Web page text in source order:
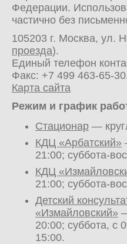
Федерации.
частично без
105203 г. Москва, ул.
проезда).
Единый телефон
Факс: +7 499 463-65-
Карта сайта
Режим и график
Стационар —
КДЦ «Арбатский»
21:00; суббота-
КДЦ
21:00; суббота-
Детский
«Измайловский»
20:00; суббота, с
15:00.